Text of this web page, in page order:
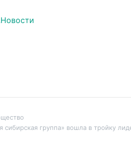
сибирская группа» вошла в тройку